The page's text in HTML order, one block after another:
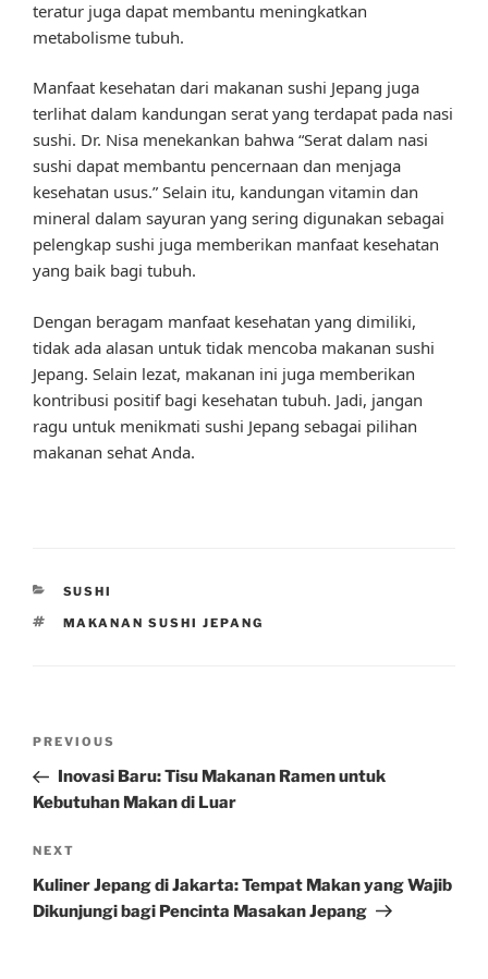
teratur juga dapat membantu meningkatkan
metabolisme tubuh.
Manfaat kesehatan dari makanan sushi Jepang juga
terlihat dalam kandungan serat yang terdapat pada nasi
sushi. Dr. Nisa menekankan bahwa “Serat dalam nasi
sushi dapat membantu pencernaan dan menjaga
kesehatan usus.” Selain itu, kandungan vitamin dan
mineral dalam sayuran yang sering digunakan sebagai
pelengkap sushi juga memberikan manfaat kesehatan
yang baik bagi tubuh.
Dengan beragam manfaat kesehatan yang dimiliki,
tidak ada alasan untuk tidak mencoba makanan sushi
Jepang. Selain lezat, makanan ini juga memberikan
kontribusi positif bagi kesehatan tubuh. Jadi, jangan
ragu untuk menikmati sushi Jepang sebagai pilihan
makanan sehat Anda.
CATEGORIES
SUSHI
TAGS
MAKANAN SUSHI JEPANG
Previous
Post
PREVIOUS
Inovasi Baru: Tisu Makanan Ramen untuk
Kebutuhan Makan di Luar
Next
Post
NEXT
Kuliner Jepang di Jakarta: Tempat Makan yang Wajib
Dikunjungi bagi Pencinta Masakan Jepang